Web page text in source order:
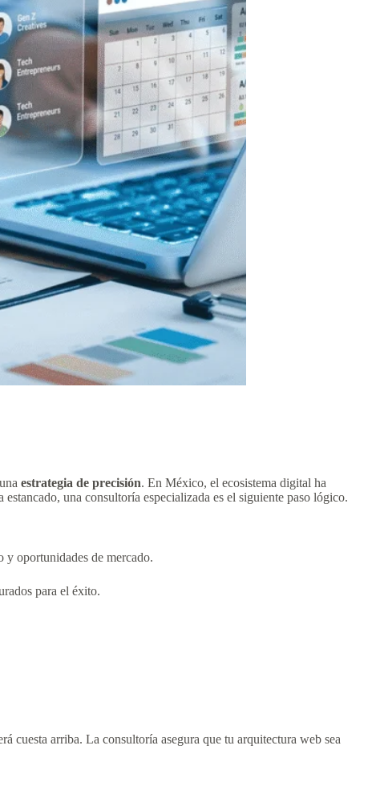
estrategia de precisión. En México, el ecosistema digital ha
una consultoría especializada es el siguiente paso lógico.
y oportunidades de mercado.
para el éxito.
cuesta arriba. La consultoría asegura que tu arquitectura web sea